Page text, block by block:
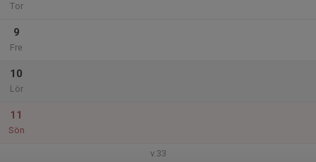
Tor
9
Fre
10
Lör
11
Sön
v.33